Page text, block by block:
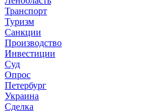
Транспорт
Туризм
Санкции
Производство
Инвестиции
Суд
Опрос
Петербург
Украина
Сделка